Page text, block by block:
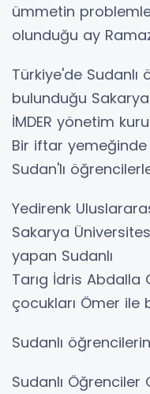
ümmetin
olunduğu ay
Türkiye'de
bulunduğu
İMDER yönetim
Bir iftar yemeğinde
Sudan'lı
Yedirenk
Sakarya
yapan Sudanlı
Tarıg İdris Abdalla
çocukları Ömer ile
Sudanlı
Sudanlı Öğrenciler